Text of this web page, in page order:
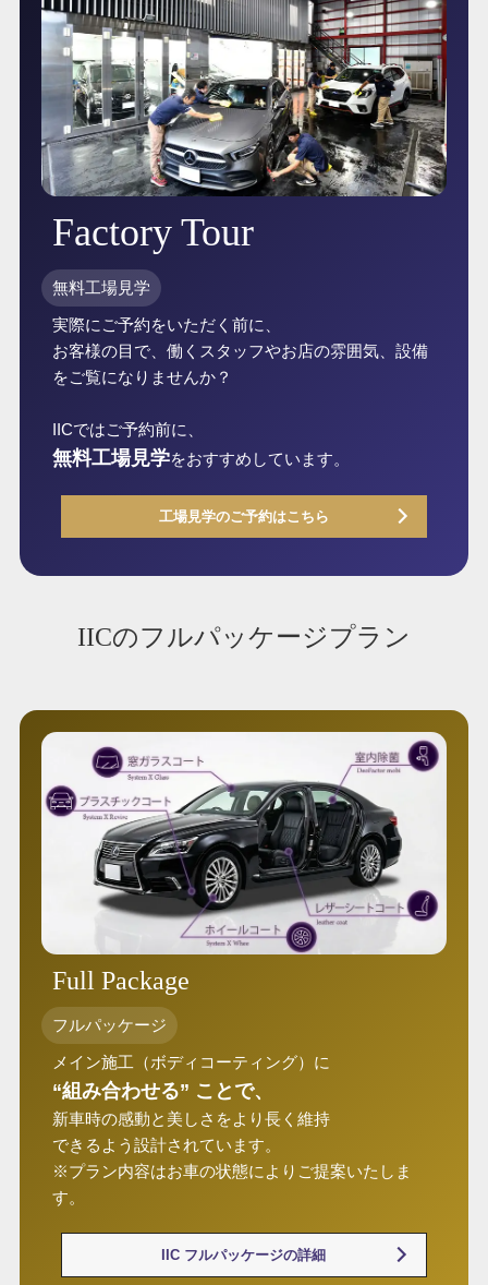
Factory Tour
無料工場見学
実際にご予約をいただく前に、
お客様の目で、働くスタッフやお店の雰囲気、設備
をご覧になりませんか？
IICではご予約前に、
無料工場見学をおすすめしています。
工場見学のご予約はこちら
IICのフルパッケージプラン
Full Package
フルパッケージ
メイン施工（ボディコーティング）に
“組み合わせる” ことで、
新車時の感動と美しさをより長く維持
できるよう設計されています。
※プラン内容はお車の状態によりご提案いたしま
す。
IIC フルパッケージの詳細